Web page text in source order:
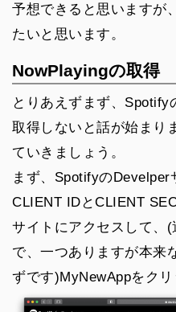
予想できると思いますが
たいと思います。
NowPlayingの取得
とりあえずまず、Spotify
取得しないと話が始まり
ていきましょう。
まず、SpotifyのDevelper
CLIENT IDとCLIENT
サイトにアクセスして、
で、一つありますが本来
ずです)MyNewAppをクリ